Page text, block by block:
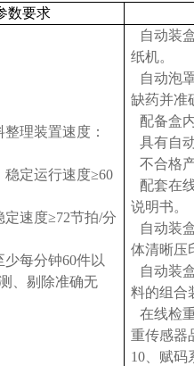
数要求
整理装置速度：
稳定运行速度≥60
速度≥72节拍/分
每分钟60件以
、剔除准确无
自动装
纸机。
自动泡
缺药并准
配备盒
具有自
不合格
配套在
说明书。
自动装
体清晰压
自动装
料的组合
在线检
重传感器
10、赋码